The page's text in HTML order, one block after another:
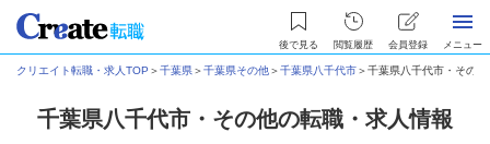
後で見る 閲覧履歴 会員登録 メニュー
クリエイト転職・求人TOP ＞千葉県＞千葉県その他＞千葉県八千代市＞千葉県八千代市・その
千葉県八千代市・その他の転職・求人情報